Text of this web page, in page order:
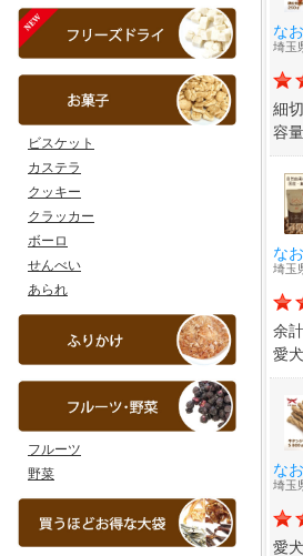
ビスケット
カステラ
クッキー
クラッカー
ボーロ
せんべい
あられ
フルーツ
野菜